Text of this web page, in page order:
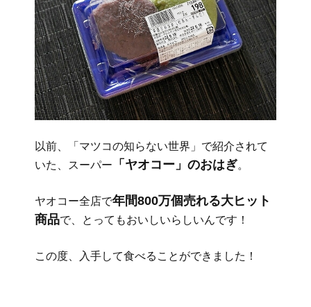
以前、「マツコの知らない世界」で紹介されて
いた、スーパー
「ヤオコー」のおはぎ。
ヤオコー全店で年間800万個売れる大ヒット
商品で、とってもおいしいらしいんです！
この度、入手して食べることができました！